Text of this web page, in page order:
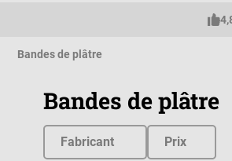
Bandes de plâtre
Bandes de plâtre
Fabricant Prix